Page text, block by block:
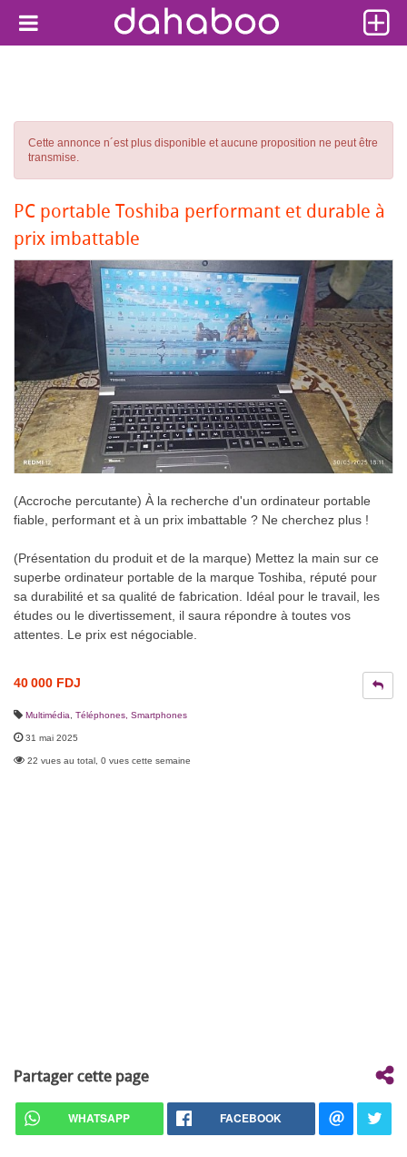
Cette annonce n´est plus disponible et aucune proposition ne peut être
transmise.
PC portable Toshiba performant et durable à
prix imbattable
(Accroche percutante) À la recherche d'un ordinateur portable
fiable, performant et à un prix imbattable ? Ne cherchez plus !
(Présentation du produit et de la marque) Mettez la main sur ce
superbe ordinateur portable de la marque Toshiba, réputé pour
sa durabilité et sa qualité de fabrication. Idéal pour le travail, les
études ou le divertissement, il saura répondre à toutes vos
attentes. Le prix est négociable.
40 000 FDJ
Multimédia Téléphones, Smartphones
31 mai 2025
22 vues au total, 0 vues cette semaine
Partager cette page
WHATSAPP FACEBOOK